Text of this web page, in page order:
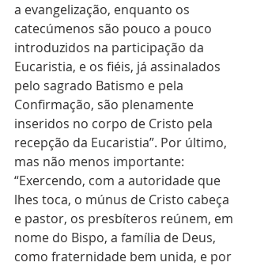
a evangelização, enquanto os
catecúmenos são pouco a pouco
introduzidos na participação da
Eucaristia, e os fiéis, já assinalados
pelo sagrado Batismo e pela
Confirmação, são plenamente
inseridos no corpo de Cristo pela
recepção da Eucaristia”. Por último,
mas não menos importante:
“Exercendo, com a autoridade que
lhes toca, o múnus de Cristo cabeça
e pastor, os presbíteros reúnem, em
nome do Bispo, a família de Deus,
como fraternidade bem unida, e por